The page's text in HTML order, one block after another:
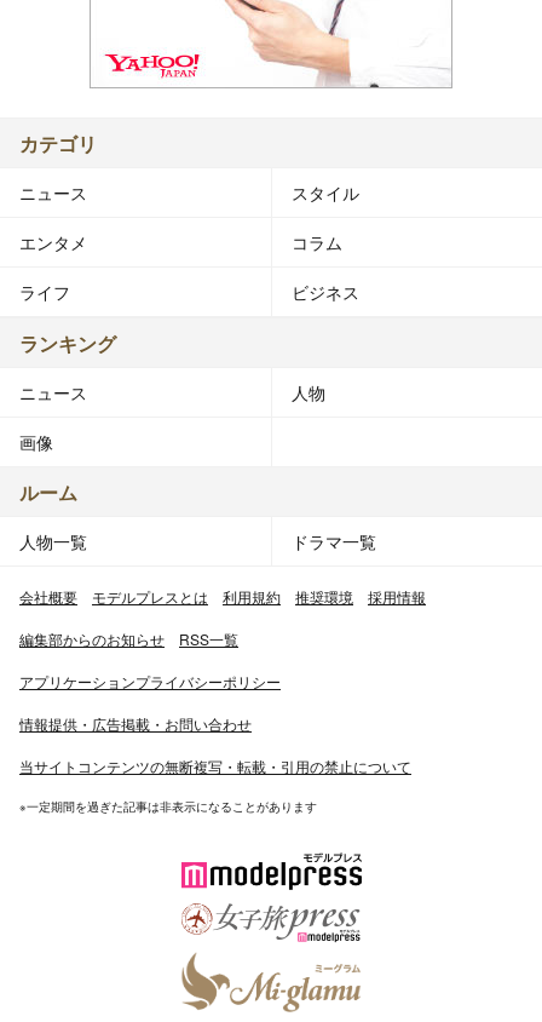
カテゴリ
ニュース スタイル
エンタメ コラム
ライフ ビジネス
ランキング
ニュース 人物
画像
ルーム
人物一覧 ドラマ一覧
会社概要 モデルプレスとは 利用規約 推奨環境 採用情報
編集部からのお知らせ RSS一覧
アプリケーションプライバシーポリシー
情報提供・広告掲載・お問い合わせ
当サイトコンテンツの無断複写・転載・引用の禁止について
※一定期間を過ぎた記事は非表示になることがあります